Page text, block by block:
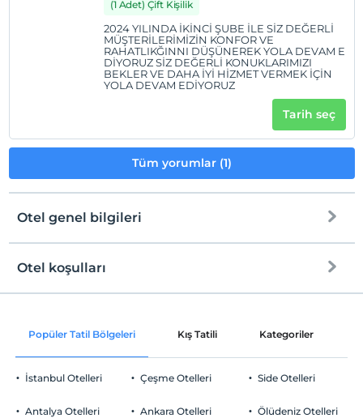
(1 Adet) Çift Kişilik
2024 YILINDA İKİNCİ ŞUBE İLE SİZ DEĞERLİ
MÜŞTERİLERİMİZİN KONFOR VE
RAHATLIKĞINNI DÜŞÜNEREK YOLA DEVAM E
DİYORUZ SİZ DEĞERLİ KONUKLARIMIZI
BEKLER VE DAHA İYİ HİZMET VERMEK İÇİN
YOLA DEVAM EDİYORUZ
Tarih seç
Tüm yorumlar (1)
Otel genel bilgileri
Ortak alanlar ve tüm odalar
Otel koşulları
Check/in
Check/out
En geç saat 12:00 ve öncesi
Evcil Hayvan
Popüler Tatil Bölgeleri Kış Tatili Kategoriler
İstanbul Otelleri
Antalya Otelleri
Çeşme Otelleri
Ankara Otelleri
Side Otelleri
Ölüdeniz Otelleri